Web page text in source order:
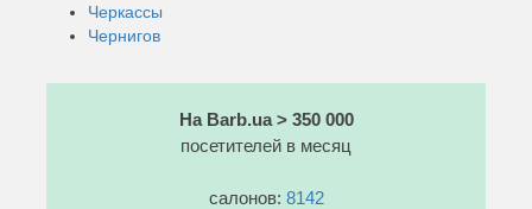
Черкассы
Чернигов
На Barb.ua > 350 000
посетителей в месяц
салонов: 8142